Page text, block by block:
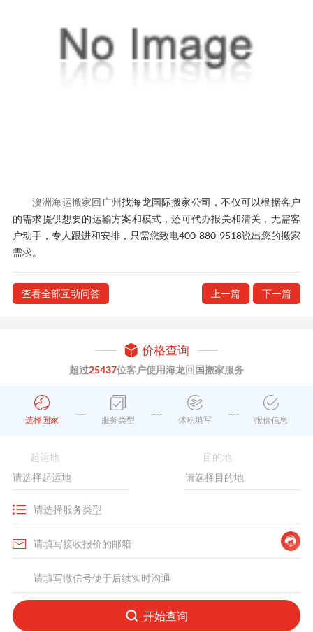
澳洲海运搬家回广州找海龙国际搬家公司，不仅可以根据客户
的需求提供想要的运输方案和模式，还可代办报关和清关，无需客
户动手，专人跟进和安排，只需您致电400-880-9518说出您的搬家
需求。
查看全部互动问答 上一篇 下一篇
价格查询
超过25437位客户使用海龙回国搬家服务
选择国家 服务类型 体积填写 报价信息
起运地 目的地
开始查询